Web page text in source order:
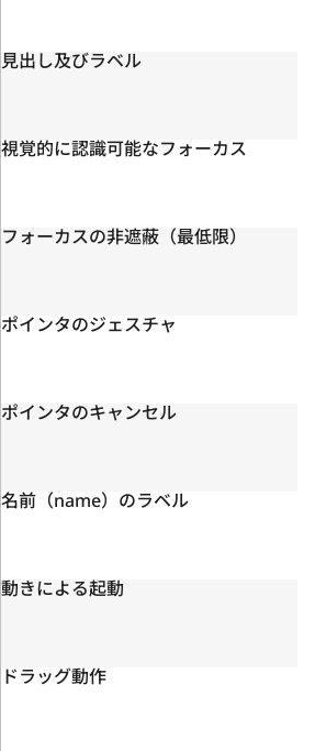
見出し及びラベル
視覚的に認識可能なフォーカス
フォーカスの非遮蔽（最低限）
ポインタのジェスチャ
ポインタのキャンセル
名前（name）のラベル
動きによる起動
ドラッグ動作